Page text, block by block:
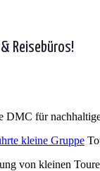
& Reisebüros!
DMC für
kleine Gruppe
von kleinen